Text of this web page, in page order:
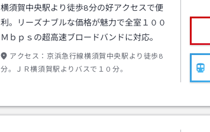
横須賀中央駅より徒歩8分の好アクセスで便
利。リーズナブルな価格が魅力で全室１００
Ｍｂｐｓの超高速ブロードバンドに対応。
アクセス： 京浜急行線横須賀中央駅より徒歩8
分。ＪＲ横須賀駅よりバスで１０分。